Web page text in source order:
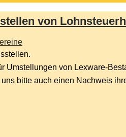
von
Umstellungen von Lexware-
bitte auch einen Nachweis